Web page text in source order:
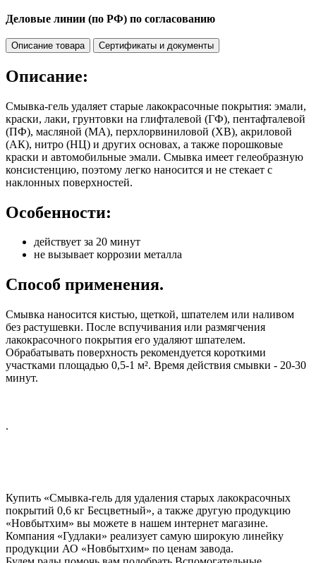
Деловые линии (по РФ) по согласованию
Описание товара Сертификаты и документы
Описание:
Смывка-гель удаляет старые лакокрасочные покрытия: эмали,
краски, лаки, грунтовки на глифталевой (ГФ), пентафталевой
(ПФ), масляной (МА), перхлорвиниловой (ХВ), акриловой
(АК), нитро (НЦ) и других основах, а также порошковые
краски и автомобильные эмали. Смывка имеет гелеобразную
консистенцию, поэтому легко наносится и не стекает с
наклонных поверхностей.
Особенности:
действует за 20 минут
не вызывает коррозии металла
Способ применения.
Смывка наносится кистью, щеткой, шпателем или наливом
без растушевки. После вспучивания или размягчения
лакокрасочного покрытия его удаляют шпателем.
Обрабатывать поверхность рекомендуется короткими
участками площадью 0,5-1 м². Время действия смывки - 20-30
минут.
.
Купить «Смывка-гель для удаления старых лакокрасочных
покрытий 0,6 кг Бесцветный», а также другую продукцию
«Новбытхим» вы можете в нашем интернет магазине.
Компания «Гудлаки» реализует самую широкую линейку
продукции АО «Новбытхим» по ценам завода.